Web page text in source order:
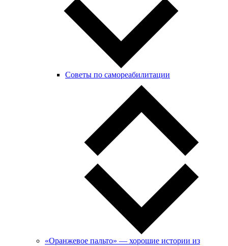
Советы по самореабилитации
«Оранжевое пальто» — хорошие истории из